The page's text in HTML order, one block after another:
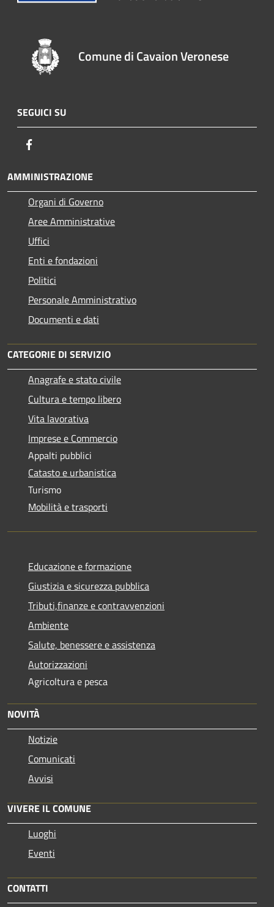
Comune di Cavaion Veronese
SEGUICI SU
AMMINISTRAZIONE
Organi di Governo
Aree Amministrative
Uffici
Enti e fondazioni
Politici
Personale Amministrativo
Documenti e dati
CATEGORIE DI SERVIZIO
Anagrafe e stato civile
Cultura e tempo libero
Vita lavorativa
Imprese e Commercio
Appalti pubblici
Catasto e urbanistica
Turismo
Mobilità e trasporti
Educazione e formazione
Giustizia e sicurezza pubblica
Tributi,finanze e contravvenzioni
Ambiente
Salute, benessere e assistenza
Autorizzazioni
Agricoltura e pesca
NOVITÀ
Notizie
Comunicati
Avvisi
VIVERE IL COMUNE
Luoghi
Eventi
CONTATTI